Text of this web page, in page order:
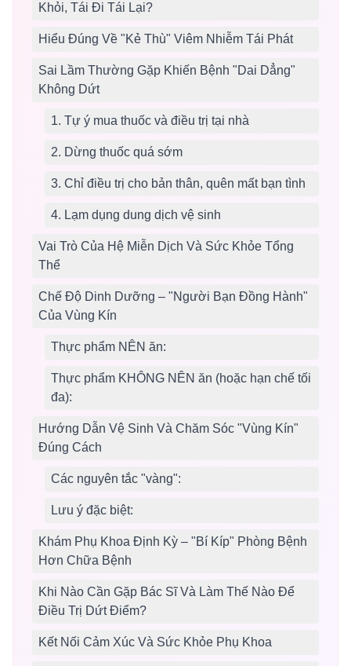
Khỏi, Tái Đi Tái Lại?
Hiểu Đúng Về "Kẻ Thù" Viêm Nhiễm Tái Phát
Sai Lầm Thường Gặp Khiến Bệnh "Dai Dẳng"
Không Dứt
1. Tự ý mua thuốc và điều trị tại nhà
2. Dừng thuốc quá sớm
3. Chỉ điều trị cho bản thân, quên mất bạn tình
4. Lạm dụng dung dịch vệ sinh
Vai Trò Của Hệ Miễn Dịch Và Sức Khỏe Tổng
Thể
Chế Độ Dinh Dưỡng – "Người Bạn Đồng Hành"
Của Vùng Kín
Thực phẩm NÊN ăn:
Thực phẩm KHÔNG NÊN ăn (hoặc hạn chế tối
đa):
Hướng Dẫn Vệ Sinh Và Chăm Sóc "Vùng Kín"
Đúng Cách
Các nguyên tắc "vàng":
Lưu ý đặc biệt:
Khám Phụ Khoa Định Kỳ – "Bí Kíp" Phòng Bệnh
Hơn Chữa Bệnh
Khi Nào Cần Gặp Bác Sĩ Và Làm Thế Nào Để
Điều Trị Dứt Điểm?
Kết Nối Cảm Xúc Và Sức Khỏe Phụ Khoa